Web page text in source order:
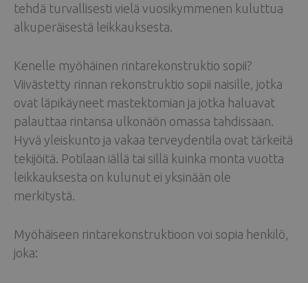
tehdä turvallisesti vielä vuosikymmenen kuluttua
alkuperäisestä leikkauksesta.
Kenelle myöhäinen rintarekonstruktio sopii?
Viivästetty rinnan rekonstruktio sopii naisille, jotka
ovat läpikäyneet mastektomian ja jotka haluavat
palauttaa rintansa ulkonäön omassa tahdissaan.
Hyvä yleiskunto ja vakaa terveydentila ovat tärkeitä
tekijöitä. Potilaan iällä tai sillä kuinka monta vuotta
leikkauksesta on kulunut ei yksinään ole
merkitystä.
Myöhäiseen rintarekonstruktioon voi sopia henkilö,
joka: